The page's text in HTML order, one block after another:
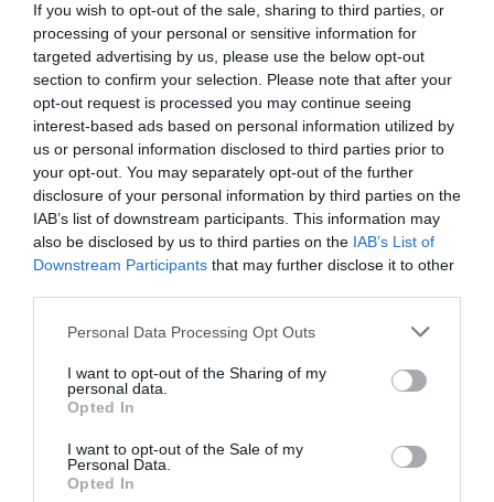
If you wish to opt-out of the sale, sharing to third parties, or
processing of your personal or sensitive information for
targeted advertising by us, please use the below opt-out
section to confirm your selection. Please note that after your
opt-out request is processed you may continue seeing
interest-based ads based on personal information utilized by
us or personal information disclosed to third parties prior to
your opt-out. You may separately opt-out of the further
disclosure of your personal information by third parties on the
IAB’s list of downstream participants. This information may
also be disclosed by us to third parties on the IAB’s List of
Downstream Participants that may further disclose it to other
Please note that this website/app uses one or more Google
not limited to your visit or usage behaviour. You may click to
grant or deny consent to Google and its third-party tags to
use your data for below specified purposes in below Google
consent section.
Personal Data Processing Opt Outs
I want to opt-out of the Sharing of my
personal data.
Opted In
I want to opt-out of the Sale of my
Personal Data.
Opted In
ΛΟΓΑΡΙΑΣΜΟΣ - ΛΙΟΛΙΟΥ ΚΑΤΕΡΙΝΑ
Παρακαλώ Περιμένετε...
ΔΕΥΤΕΡΑ – ΡΕΜΟΣ ΑΝΤΩΝΗΣ